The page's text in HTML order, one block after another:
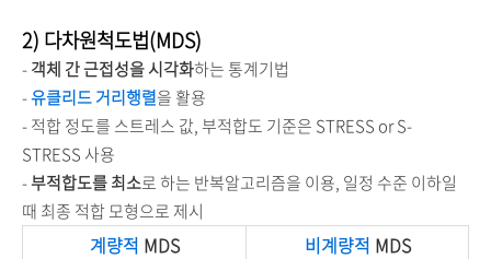
2) 다차원척도법(MDS)
-객체 간 근접성을 시각화하는 통계기법
-유클리드 거리행렬을 활용
- 적합 정도를 스트레스 값, 부적합도 기준은 STRESS or S-
STRESS 사용
-부적합도를 최소로 하는 반복알고리즘을 이용, 일정 수준 이하일
때 최종 적합 모형으로 제시
계량적 MDS 비계량적 MDS